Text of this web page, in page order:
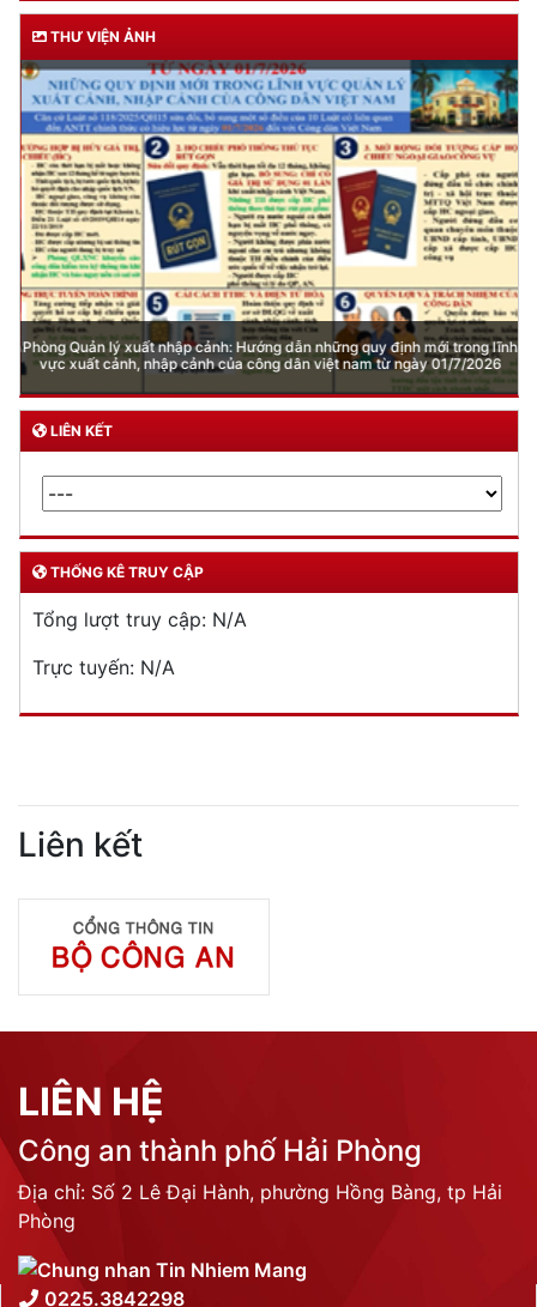
THƯ VIỆN ẢNH
Phòng Quản lý xuất nhập cảnh: Hướng dẫn những quy định mới trong lĩnh
vực xuất cảnh, nhập cảnh của công dân việt nam từ ngày 01/7/2026
LIÊN KẾT
THỐNG KÊ TRUY CẬP
Tổng lượt truy cập: N/A
Trực tuyến: N/A
Liên kết
LIÊN HỆ
Công an thành phố Hải Phòng
Địa chỉ: Số 2 Lê Đại Hành, phường Hồng Bàng, tp Hải
Phòng
0225.3842298